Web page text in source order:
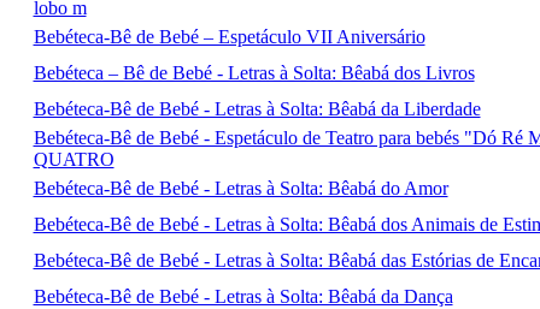
lobo m
Bebéteca-Bê de Bebé – Espetáculo VII Aniversário
Bebéteca – Bê de Bebé - Letras à Solta: Bêabá dos Livros
Bebéteca-Bê de Bebé - Letras à Solta: Bêabá da Liberdade
Bebéteca-Bê de Bebé - Espetáculo de Teatro para bebés "Dó
QUATRO
Bebéteca-Bê de Bebé - Letras à Solta: Bêabá do Amor
Bebéteca-Bê de Bebé - Letras à Solta: Bêabá dos Animais de
Bebéteca-Bê de Bebé - Letras à Solta: Bêabá das Estórias de
Bebéteca-Bê de Bebé - Letras à Solta: Bêabá da Dança